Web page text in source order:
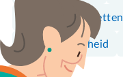
Veilig internetten
Mediawijsheid